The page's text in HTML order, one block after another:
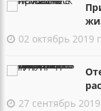
02 октябрь 2019
27 сентябрь 2019